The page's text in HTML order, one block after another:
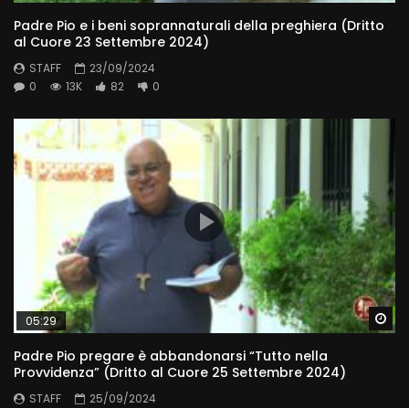
Padre Pio e i beni soprannaturali della preghiera (Dritto
al Cuore 23 Settembre 2024)
STAFF
23/09/2024
0
13K 82 0
05:29
Padre Pio pregare è abbandonarsi “Tutto nella
Provvidenza” (Dritto al Cuore 25 Settembre 2024)
STAFF
25/09/2024